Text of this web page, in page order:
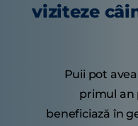
viziteze
Puii pot
primul an
beneficiază în